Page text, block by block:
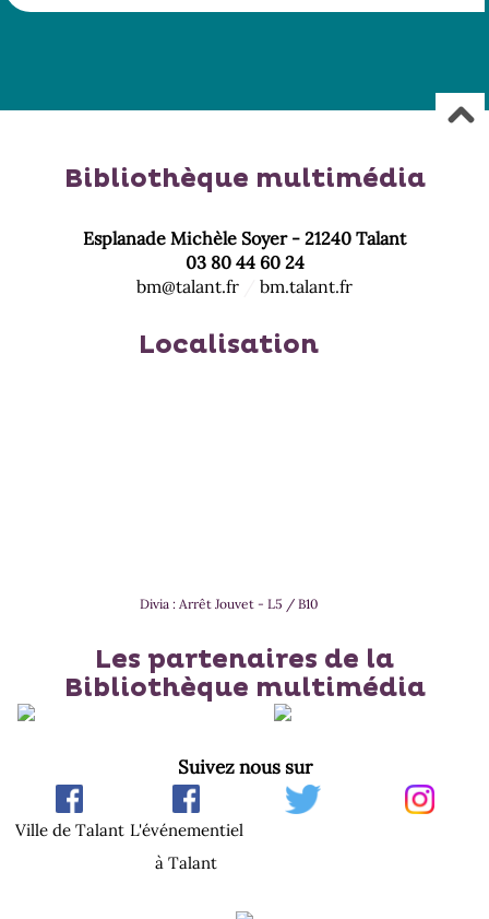
Bibliothèque multimédia
Esplanade Michèle Soyer - 21240 Talant
03 80 44 60 24
bm@talant.fr
bm.talant.fr
Localisation
Divia : Arrêt Jouvet - L5 / B10
Les partenaires de la
Bibliothèque multimédia
Suivez nous sur
Ville de Talant L'événementiel
à Talant